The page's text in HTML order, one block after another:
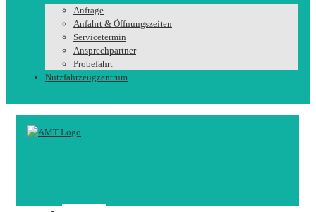
Anfrage
Anfahrt & Öffnungszeiten
Servicetermin
Ansprechpartner
Probefahrt
Nutzfahrzeugzentrum